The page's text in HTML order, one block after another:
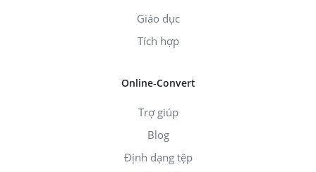
Giáo dục
Tích hợp
Online-Convert
Trợ giúp
Blog
Định dạng tệp